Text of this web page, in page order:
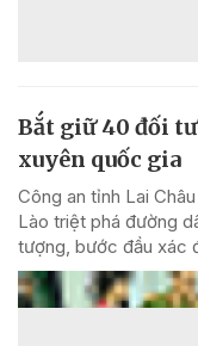
Bắt giữ 40 đối
xuyên quốc gia
Công an tỉnh Lai
Lào triệt phá đường
tượng, bước đầu xác